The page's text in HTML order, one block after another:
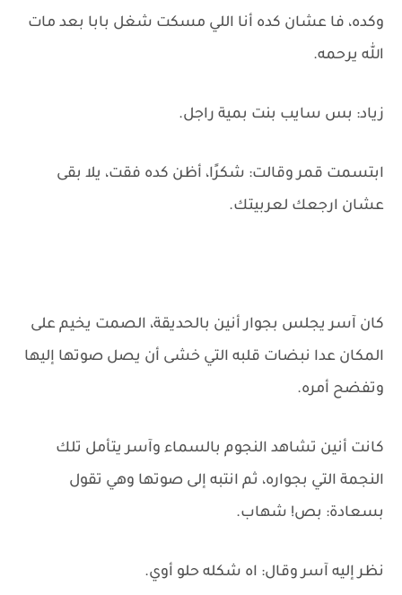
وكده، فا عشان كده أنا اللي مسكت شغل بابا بعد مات
الله يرحمه.
زياد: بس سايب بنت بمية راجل.
ابتسمت قمر وقالت: شكرًا، أظن كده فقت، يلا بقى
عشان ارجعك لعربيتك.
كان آسر يجلس بجوار أنين بالحديقة، الصمت يخيم على
المكان عدا نبضات قلبه التي خشى أن يصل صوتها إليها
وتفضح أمره.
كانت أنين تشاهد النجوم بالسماء وآسر يتأمل تلك
النجمة التي بجواره، ثم انتبه إلى صوتها وهي تقول
بسعادة: بص! شهاب.
نظر إليه آسر وقال: اه شكله حلو أوي.